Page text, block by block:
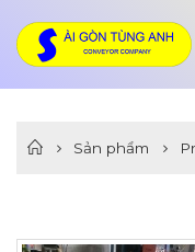
Sản phẩm